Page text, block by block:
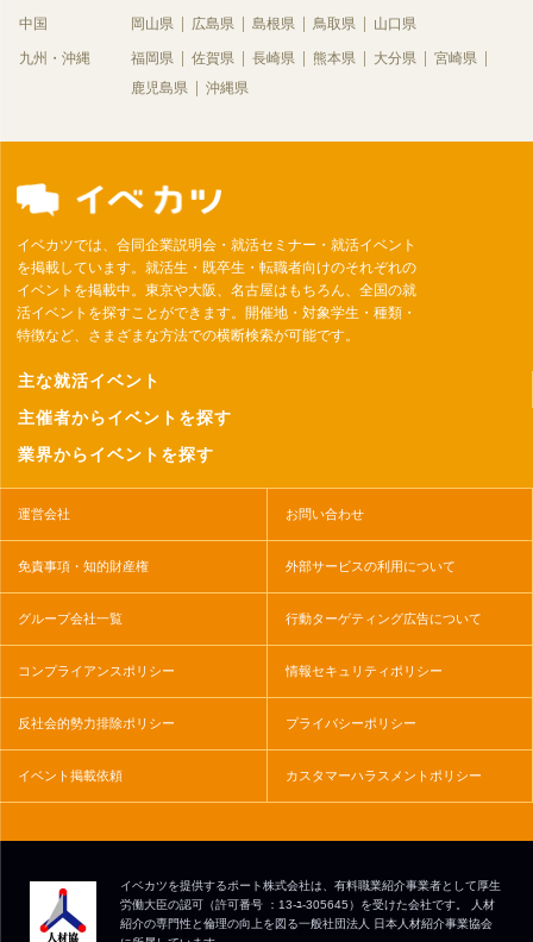
中国 岡山県 広島県 島根県 鳥取県 山口県
九州・沖縄 福岡県 佐賀県 長崎県 熊本県 大分県
宮崎県
鹿児島県
沖縄県
イベカツでは、合同企業説明会・就活セミナー・就活イベント
を掲載しています。就活生・既卒生・転職者向けのそれぞれの
イベントを掲載中。東京や大阪、名古屋はもちろん、全国の就
活イベントを探すことができます。開催地・対象学生・種類・
特徴など、さまざまな方法での横断検索が可能です。
主な就活イベント
主催者からイベントを探す
業界からイベントを探す
運営会社 お問い合わせ
免責事項・知的財産権 外部サービスの利用について
グループ会社一覧 行動ターゲティング広告について
コンプライアンスポリシー 情報セキュリティポリシー
反社会的勢力排除ポリシー プライバシーポリシー
イベント掲載依頼 カスタマーハラスメントポリシー